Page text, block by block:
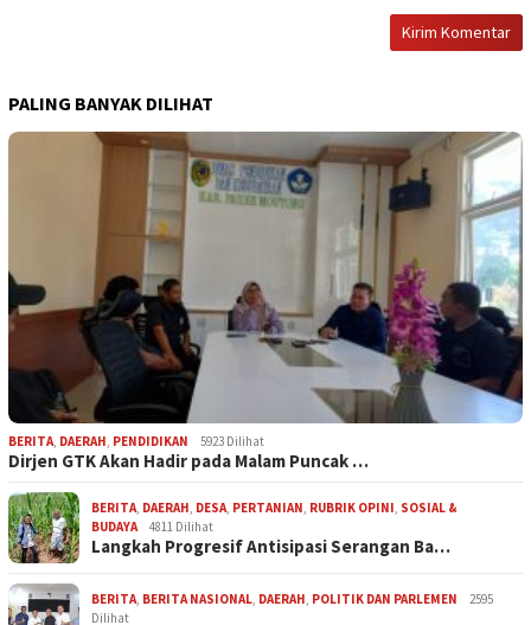
PALING BANYAK DILIHAT
BERITA DAERAH PENDIDIKAN 5923 Dilihat
Dirjen GTK Akan Hadir pada Malam Puncak …
BERITA DAERAH DESA PERTANIAN RUBRIK OPINI SOSIAL &
BUDAYA
4811 Dilihat
Langkah Progresif Antisipasi Serangan Ba…
BERITA BERITA NASIONAL DAERAH POLITIK DAN PARLEMEN
2595
Dilihat